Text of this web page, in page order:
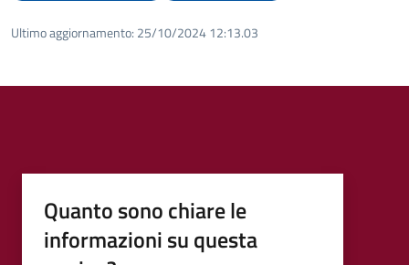
Ultimo aggiornamento: 25/10/2024 12:13.03
Quanto sono chiare le
informazioni su questa